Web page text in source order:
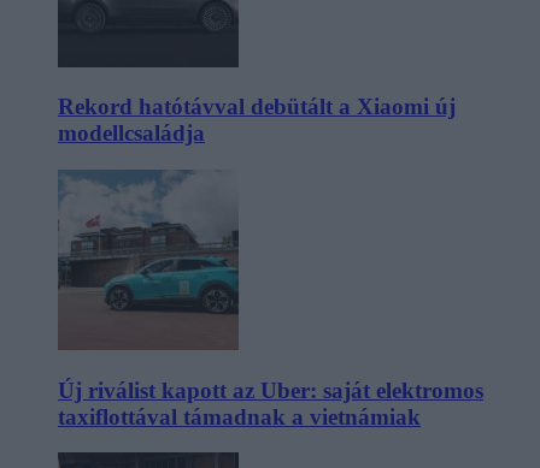
Rekord hatótávval debütált a Xiaomi új
modellcsaládja
Új riválist kapott az Uber: saját elektromos
taxiflottával támadnak a vietnámiak